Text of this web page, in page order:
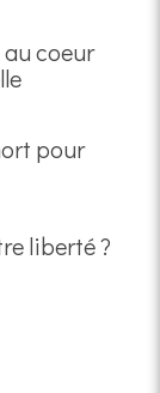
au coeur
pour
liberté ?